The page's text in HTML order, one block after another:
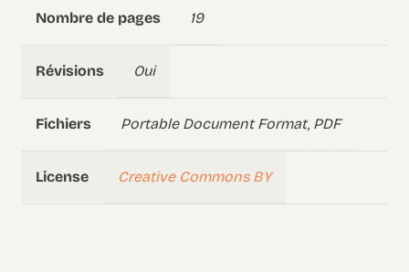
Nombre de pages 19
Révisions Oui
Fichiers Portable Document Format, PDF
License Creative Commons BY